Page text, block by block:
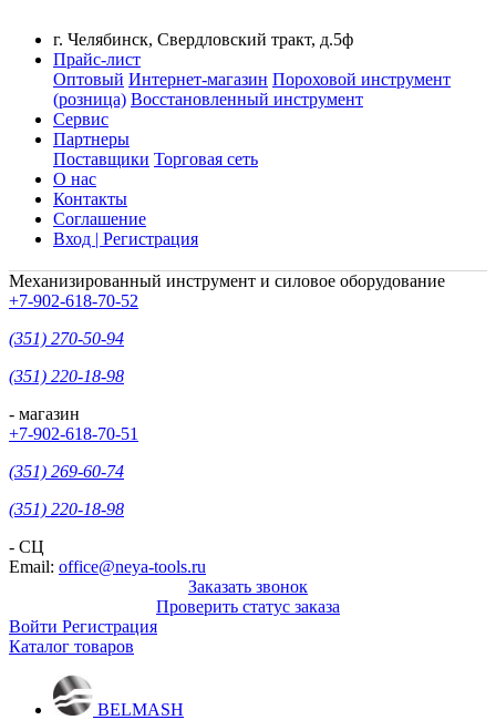
г. Челябинск, Свердловский тракт, д.5ф
Прайс-лист
Оптовый Интернет-магазин Пороховой инструмент
(розница) Восстановленный инструмент
Сервис
Партнеры
Поставщики Торговая сеть
О нас
Контакты
Соглашение
Вход | Регистрация
Механизированный инструмент и силовое оборудование
+7-902-618-70-52
(351) 270-50-94
(351) 220-18-98
- магазин
+7-902-618-70-51
(351) 269-60-74
(351) 220-18-98
- СЦ
Email: office@neya-tools.ru
Заказать звонок
Проверить статус заказа
Войти Регистрация
Каталог товаров
BELMASH